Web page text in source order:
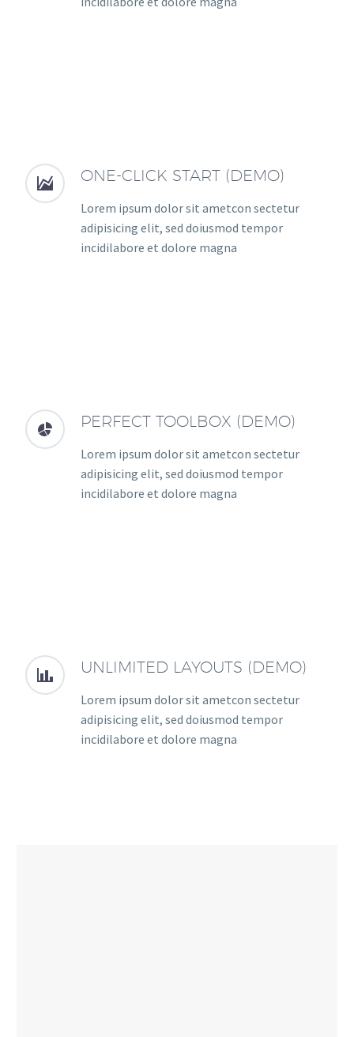

 ONE-CLICK START (DEMO)
Lorem ipsum dolor sit ametcon sectetur
adipisicing elit, sed doiusmod tempor
incidilabore et dolore magna

 PERFECT TOOLBOX (DEMO)
Lorem ipsum dolor sit ametcon sectetur
adipisicing elit, sed doiusmod tempor
incidilabore et dolore magna

 UNLIMITED LAYOUTS (DEMO)
Lorem ipsum dolor sit ametcon sectetur
adipisicing elit, sed doiusmod tempor
incidilabore et dolore magna